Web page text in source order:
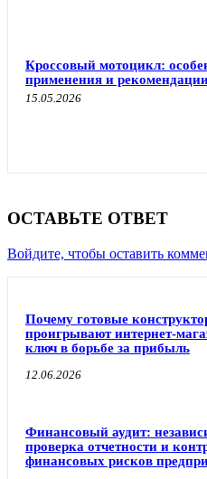
Кроссовый мотоцикл:
применения и
15.05.2026
ОСТАВЬТЕ ОТВЕТ
Войдите, чтобы оставить
Почему готовые
проигрывают интернет-
ключ в борьбе за прибыль
12.06.2026
Финансовый аудит:
проверка отчетности и
финансовых рисков